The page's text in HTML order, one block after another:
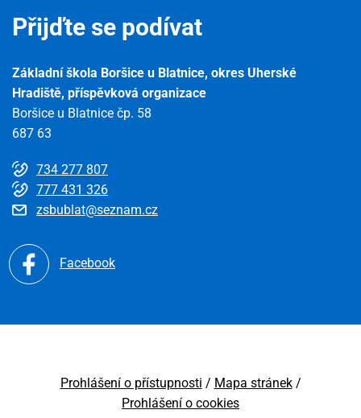
Přijďte se podívat
Základní škola Boršice u Blatnice, okres Uherské
Hradiště, příspěvková organizace
Boršice u Blatnice čp. 58
687 63
734 277 807
777 431 326
zsbublat@seznam.cz
Facebook
Prohlášení o přístupnosti
Mapa stránek
Prohlášení o cookies